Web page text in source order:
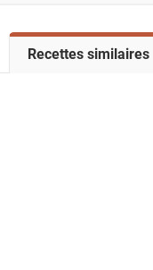
o
Recettes similaires